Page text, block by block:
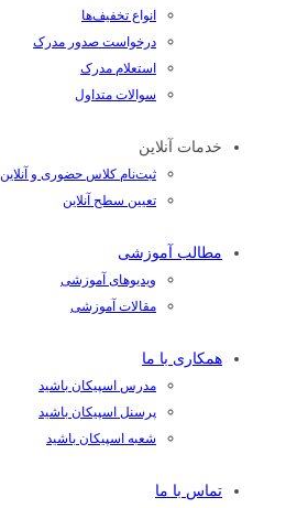
انواع تخفیف‌ها
درخواست صدور مدرک
استعلام مدرک
سوالات متداول
خدمات آنلاین
ثبت‌نام کلاس حضوری و آنلاین
تعیین سطح آنلاین
مطالب آموزشی
ویدیوهای آموزشی
مقالات آموزشی
همکاری با ما
مدرس اسپیکان باشید
پرسنل اسپیکان باشید
شعبه اسپیکان باشید
تماس با ما